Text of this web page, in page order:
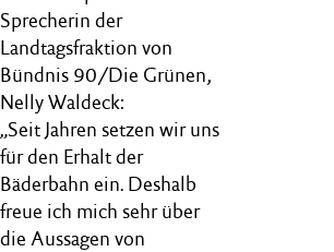
Sprecherin der
Landtagsfraktion von
Bündnis 90/Die Grünen,
Nelly Waldeck:
„Seit Jahren setzen wir uns
für den Erhalt der
Bäderbahn ein. Deshalb
freue ich mich sehr über
die Aussagen von